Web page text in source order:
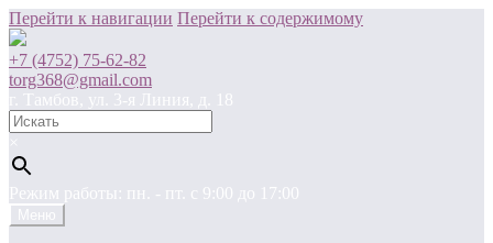
Перейти к навигации Перейти к содержимому
+7 (4752) 75-62-82
torg368@gmail.com
г. Тамбов, ул. 3-я Линия, д. 18
×
Режим работы: пн. - пт. c 9:00 до 17:00
Меню